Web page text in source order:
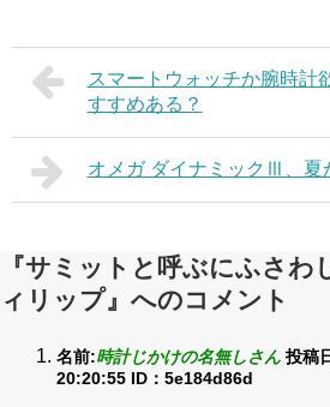
スマートウォッチか腕時計
すすめある？
オメガ ダイナミックⅢ、夏
『サミットと呼ぶにふさわ
ィリップ』へのコメント
名前:時計じかけの名無しさん 投稿
20:20:55 ID：5e184d86d